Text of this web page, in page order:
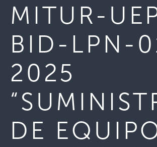
MITUR-
BID-LPN-
2025
DE